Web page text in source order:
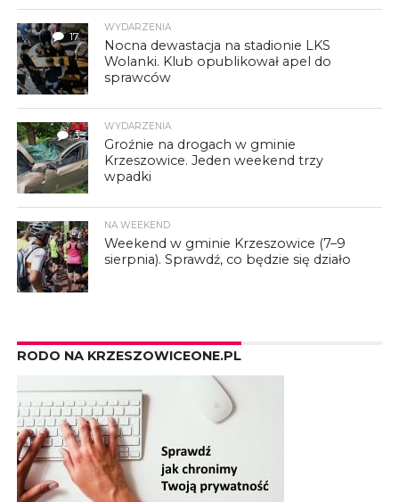
17
WYDARZENIA
Nocna dewastacja na stadionie LKS
Wolanki. Klub opublikował apel do
sprawców
3
WYDARZENIA
Groźnie na drogach w gminie
Krzeszowice. Jeden weekend trzy
wpadki
NA WEEKEND
Weekend w gminie Krzeszowice (7–9
sierpnia). Sprawdź, co będzie się działo
RODO NA KRZESZOWICEONE.PL